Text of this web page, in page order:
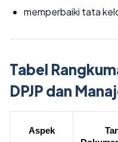
memperbaiki tata
Tabel
DPJP dan
Aspek